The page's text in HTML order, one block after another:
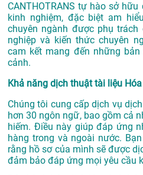
CANTHOTRANS tự hào sở
kinh nghiệm, đặc biệt am
chuyên ngành được phụ
nghiệp và kiến thức chuyên
cam kết mang đến những
cảnh.
Khả năng dịch thuật tài liệu
Chúng tôi cung cấp dịch vụ
hơn 30 ngôn ngữ, bao gồm cả
hiếm. Điều này giúp đáp ứng
hàng trong và ngoài nước.
rằng hồ sơ của mình sẽ được
đảm bảo đáp ứng mọi yêu cầu